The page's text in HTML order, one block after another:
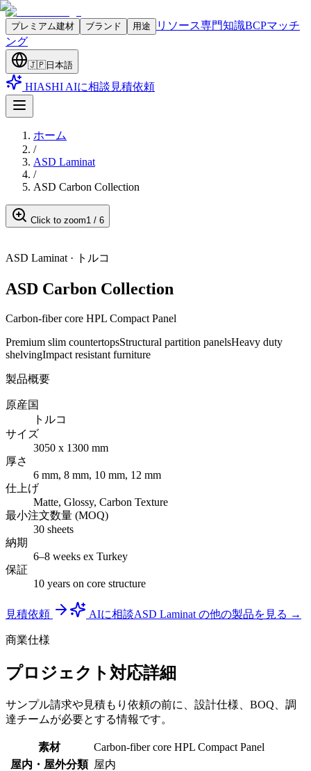
プレミアム建材 ブランド 用途 リソース専門知識BCPマッチ
ング
🇯🇵日本語
HIASHI AIに相談 見積依頼
ホーム
/
ASD Laminat
/
ASD Carbon Collection
Click to zoom1 / 6
ASD Laminat · トルコ
ASD Carbon Collection
Carbon-fiber core HPL Compact Panel
Premium slim countertopsStructural partition panelsHeavy duty
shelvingImpact resistant furniture
製品概要
原産国
トルコ
サイズ
3050 x 1300 mm
厚さ
6 mm, 8 mm, 10 mm, 12 mm
仕上げ
Matte, Glossy, Carbon Texture
最小注文数量 (MOQ)
30 sheets
納期
6–8 weeks ex Turkey
保証
10 years on core structure
見積依頼 AIに相談ASD Laminat の他の製品を見る →
商業仕様
プロジェクト対応詳細
サンプル請求や見積もり依頼の前に、設計仕様、BOQ、調
達チームが必要とする情報です。
素材
Carbon-fiber core HPL Compact Panel
屋内・屋外分類 屋内